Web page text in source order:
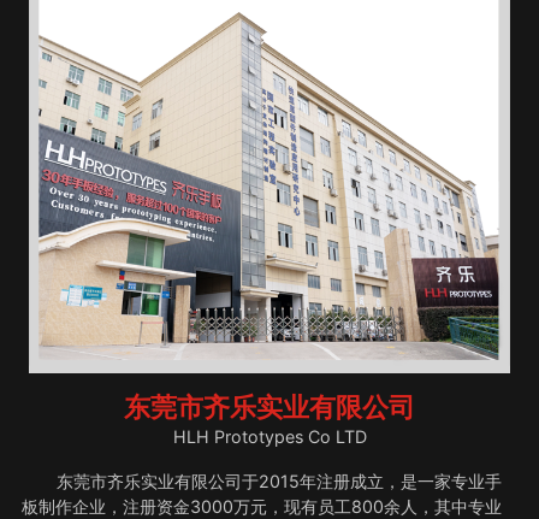
东莞市齐乐实业有限公司
HLH Prototypes Co LTD
东莞市齐乐实业有限公司于2015年注册成立，是一家专业手
板制作企业，注册资金3000万元，现有员工800余人，其中专业